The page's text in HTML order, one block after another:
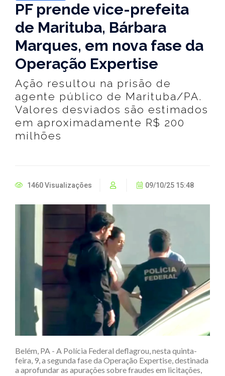
PF prende vice-prefeita
de Marituba, Bárbara
Marques, em nova fase da
Operação Expertise
Ação resultou na prisão de
agente público de Marituba/PA.
Valores desviados são estimados
em aproximadamente R$ 200
milhões
1460 Visualizações 09/10/25 15:48
Belém, PA - A Polícia Federal deflagrou, nesta quinta-
feira, 9, a segunda fase da Operação Expertise, destinada
a aprofundar as apurações sobre fraudes em licitações,